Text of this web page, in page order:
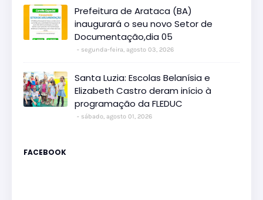
Prefeitura de Arataca (BA)
inaugurará o seu novo Setor de
Documentação,dia 05
segunda-feira, agosto 03, 2026
Santa Luzia: Escolas Belanísia e
Elizabeth Castro deram início à
programação da FLEDUC
sábado, agosto 01, 2026
FACEBOOK